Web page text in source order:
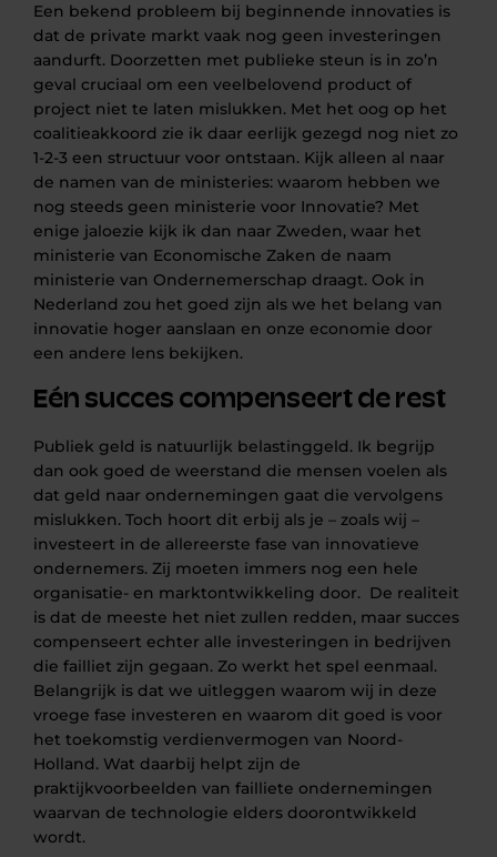
Een bekend probleem bij beginnende innovaties is
dat de private markt vaak nog geen investeringen
aandurft. Doorzetten met publieke steun is in zo’n
geval cruciaal om een veelbelovend product of
project niet te laten mislukken. Met het oog op het
coalitieakkoord zie ik daar eerlijk gezegd nog niet zo
1-2-3 een structuur voor ontstaan. Kijk alleen al naar
de namen van de ministeries: waarom hebben we
nog steeds geen ministerie voor Innovatie? Met
enige jaloezie kijk ik dan naar Zweden, waar het
ministerie van Economische Zaken de naam
ministerie van Ondernemerschap draagt. Ook in
Nederland zou het goed zijn als we het belang van
innovatie hoger aanslaan en onze economie door
een andere lens bekijken.
Eén succes compenseert de rest
Publiek geld is natuurlijk belastinggeld. Ik begrijp
dan ook goed de weerstand die mensen voelen als
dat geld naar ondernemingen gaat die vervolgens
mislukken. Toch hoort dit erbij als je – zoals wij –
investeert in de allereerste fase van innovatieve
ondernemers. Zij moeten immers nog een hele
organisatie- en marktontwikkeling door. De realiteit
is dat de meeste het niet zullen redden, maar succes
compenseert echter alle investeringen in bedrijven
die failliet zijn gegaan. Zo werkt het spel eenmaal.
Belangrijk is dat we uitleggen waarom wij in deze
vroege fase investeren en waarom dit goed is voor
het toekomstig verdienvermogen van Noord-
Holland. Wat daarbij helpt zijn de
praktijkvoorbeelden van failliete ondernemingen
waarvan de technologie elders doorontwikkeld
wordt.